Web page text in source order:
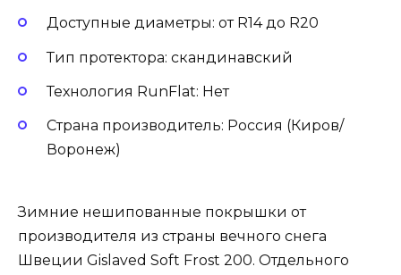
Доступные диаметры: от R14 до R20
Тип протектора: скандинавский
Технология RunFlat: Нет
Страна производитель: Россия (Киров/
Воронеж)
Зимние нешипованные покрышки от
производителя из страны вечного снега
Швеции Gislaved Soft Frost 200. Отдельного